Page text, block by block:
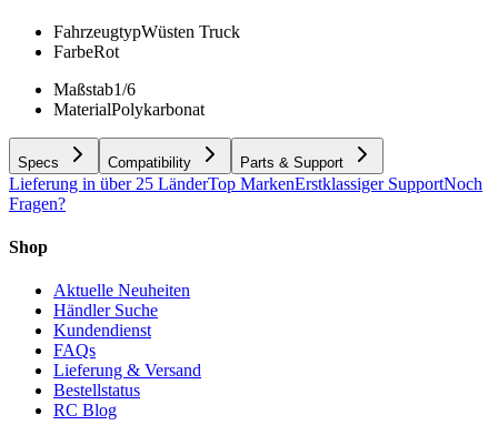
FahrzeugtypWüsten Truck
FarbeRot
Maßstab1/6
MaterialPolykarbonat
Specs Compatibility Parts & Support
Lieferung in über 25 LänderTop MarkenErstklassiger SupportNoch
Fragen?
Shop
Aktuelle Neuheiten
Händler Suche
Kundendienst
FAQs
Lieferung & Versand
Bestellstatus
RC Blog